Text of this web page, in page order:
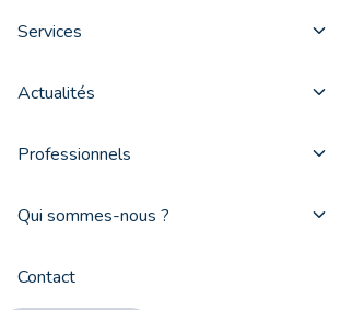
Services
Actualités
Professionnels
Qui sommes-nous ?
Contact
moment pour
commander ses
Quand faut-il commander ses pellets
vous informe pour vous permettre de